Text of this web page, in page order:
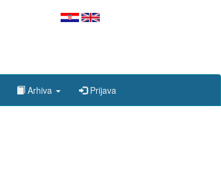
Arhiva Prijava